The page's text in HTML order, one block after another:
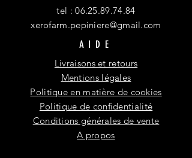
tel :06.25.89.74.84
xerofarm.pepiniere@gmail.com
AIDE
Livraisons et retours
Mentions légales
Politique en matière de cookies
Politique de confidentialité
Conditions générales de vente
A propos